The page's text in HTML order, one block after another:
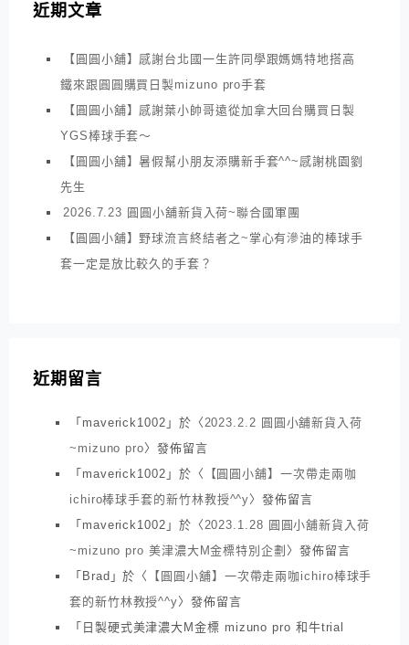
近期文章
【圓圓小舖】感謝台北國一生許同學跟媽媽特地搭高
鐵來跟圓圓購買日製mizuno pro手套
【圓圓小舖】感謝葉小帥哥遠從加拿大回台購買日製
YGS棒球手套～
【圓圓小舖】暑假幫小朋友添購新手套^^~感謝桃園劉
先生
2026.7.23 圓圓小舖新貨入荷~聯合國軍團
【圓圓小舖】野球流言終結者之~掌心有滲油的棒球手
套一定是放比較久的手套？
近期留言
「 maverick1002 」於〈2023.2.2 圓圓小舖新貨入荷
~mizuno pro〉發佈留言
「 maverick1002 」於〈
【圓圓小舖】一次帶走兩咖
ichiro棒球手套的新竹林教授^^y〉發佈留言
「 maverick1002 」於〈2023.1.28 圓圓小舖新貨入荷
~mizuno pro 美津濃大M金標特別企劃 〉發佈留言
「 Brad 」於〈
【圓圓小舖】一次帶走兩咖ichiro棒球手
套的新竹林教授^^y〉發佈留言
「 日製硬式美津濃大M金標 mizuno pro 和牛trial